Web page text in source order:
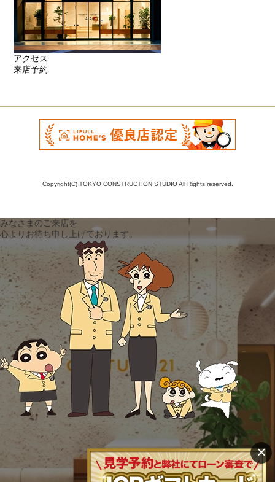
アクセス
来店予約
Copyright(C) TOKYO CONSTRUCTION STUDIO All Rights reserved.
みなさまのご来店を
心よりお待ち申し上げております。
×